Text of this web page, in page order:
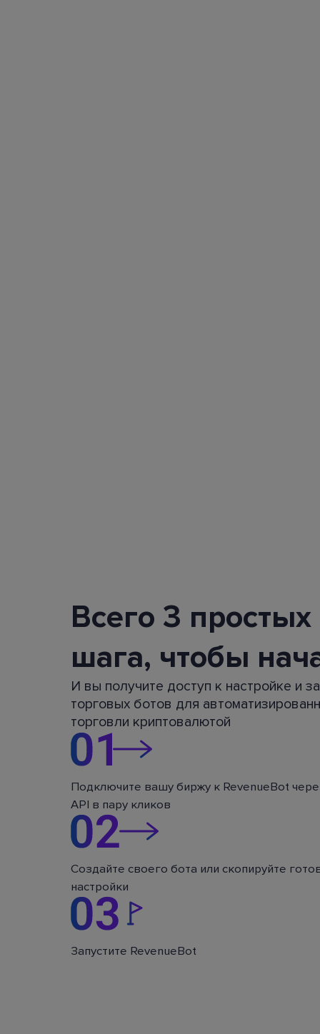
Всего 3 простых
шага, чтобы
И вы получите доступ к настройке и
торговых ботов для
торговли криптовалютой
Подключите вашу биржу к RevenueBot
API в пару кликов
Создайте своего бота или скопируйте
настройки
Запустите RevenueBot